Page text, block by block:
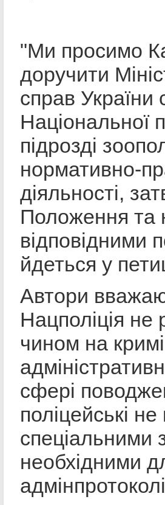
"Ми просимо
доручити
справ України
Національної
підрозді
нормативно-
діяльності,
Положення та
відповідними
йдеться у
Автори
Нацполіція
чином на
сфері
поліцейські
спеціальними
необхідними